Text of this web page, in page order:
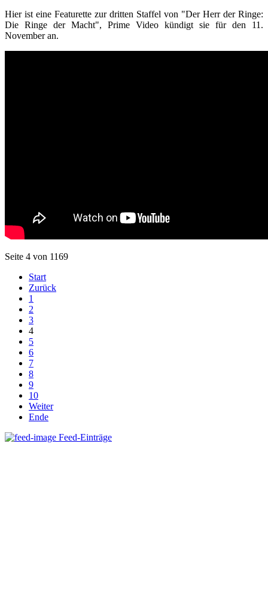
Hier ist eine Featurette zur dritten Staffel von "Der Herr der Ringe:
Die Ringe der Macht", Prime Video kündigt sie für den 11.
November an.
Seite 4 von 1169
Start
Zurück
1
2
3
4
5
6
7
8
9
10
Weiter
Ende
Feed-Einträge